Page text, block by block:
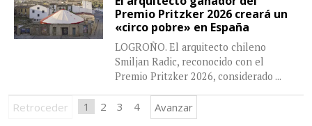
Premio Pritzker 2026 creará un
«circo pobre» en España
LOGROÑO. El arquitecto chileno
Smiljan Radic, reconocido con el
Premio Pritzker 2026, considerado ...
Retroceder 1 2 3 4 Avanzar